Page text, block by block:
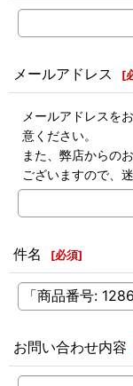
メールアドレス [
メールアドレスを
意ください。
また、弊店からの
ございますので、
件名 [必須]
お問い合わせ内容